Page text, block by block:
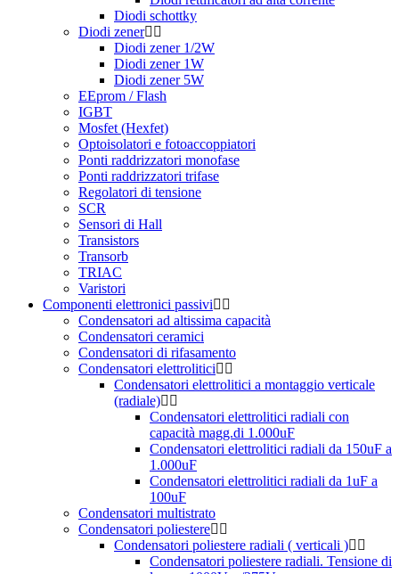
Diodi schottky
Diodi zener
Diodi zener 1/2W
Diodi zener 1W
Diodi zener 5W
EEprom / Flash
IGBT
Mosfet (Hexfet)
Optoisolatori e fotoaccoppiatori
Ponti raddrizzatori monofase
Ponti raddrizzatori trifase
Regolatori di tensione
SCR
Sensori di Hall
Transistors
Transorb
TRIAC
Varistori
Componenti elettronici passivi
Condensatori ad altissima capacità
Condensatori ceramici
Condensatori di rifasamento
Condensatori elettrolitici
Condensatori elettrolitici a montaggio verticale
(radiale)
Condensatori elettrolitici radiali con
capacità magg.di 1.000uF
Condensatori elettrolitici radiali da 150uF a
1.000uF
Condensatori elettrolitici radiali da 1uF a
100uF
Condensatori multistrato
Condensatori poliestere
Condensatori poliestere radiali ( verticali )
Condensatori poliestere radiali. Tensione di